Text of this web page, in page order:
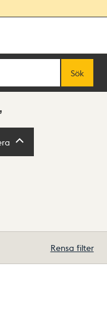
Sök
Rensa filter